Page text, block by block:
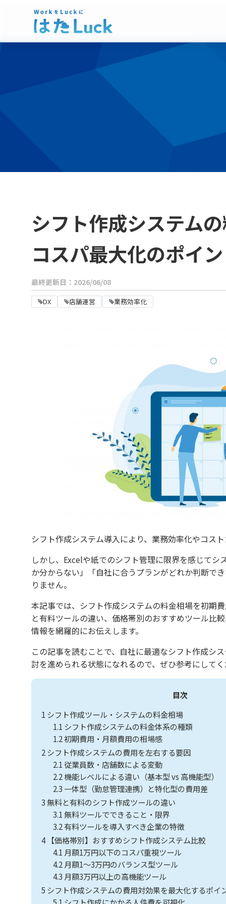
シフト作成システム
コスパ最大化のポイ
最終更新日：2026/06/08
DX 店舗運営 業務効率化
シフト作成システム導入により、業務効率化やコス
しかし、Excelや紙でのシフト管理に限界を感じて
か分からない」「自社に合うプランがどれか判断で
りません。
本記事では、シフト作成システムの料金相場を初期
と有料ツールの違い、価格帯別のおすすめツール比
情報を網羅的にお伝えします。
この記事を読むことで、自社に最適なシフト作成シ
討を進められる状態になれるので、ぜひ参考にして
目次
1 シフト作成ツール・システムの料金相場
1.1 シフト作成システムの料金体系の種類
1.2初期費用・月額費用の相場感
2シフト作成システムの費用を左右する要因
2.1従業員数・店舗数による変動
2.2機能レベルによる違い（基本型 vs 高機能型）
2.3 一体型（勤怠管理連携）と特化型の費用差
3無料と有料のシフト作成ツールの違い
3.1無料ツールでできること・限界
3.2有料ツールを導入すべき企業の特徴
4【価格帯別】おすすめシフト作成システム比較
4.1 月額1万円以下のコスパ重視ツール
4.2月額1〜3万円のバランス型ツール
4.3 月額3万円以上の高機能ツール
5 シフト作成システムの費用対効果を最大化するポイ